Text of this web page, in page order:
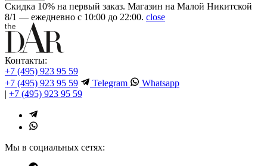
Скидка 10% на первый заказ. Магазин на Малой Никитской
8/1 — ежедневно с 10:00 до 22:00. close
Контакты:
+7 (495) 923 95 59
+7 (495) 923 95 59
Telegram
Whatsapp
| +7 (495) 923 95 59
Мы в социальных сетях: